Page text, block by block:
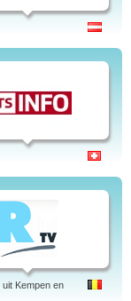
uit Kempen en